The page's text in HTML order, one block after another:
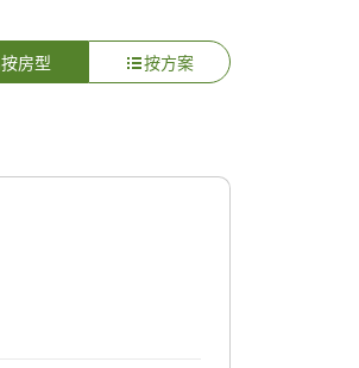
按房型 按方案